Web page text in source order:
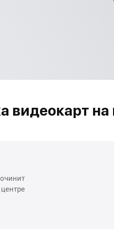
видеокарт